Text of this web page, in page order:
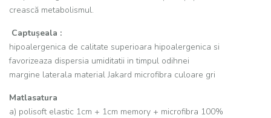
crească metabolismul.
Captușeala :
hipoalergenica de calitate superioara hipoalergenica si
favorizeaza dispersia umiditatii in timpul odihnei
margine laterala material Jakard microfibra culoare gri
Matlasatura
a) polisoft elastic 1cm + 1cm memory + microfibra 100%